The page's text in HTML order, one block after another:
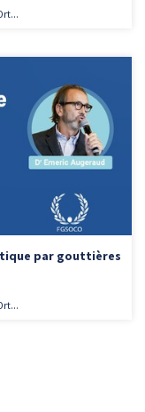
par gouttières